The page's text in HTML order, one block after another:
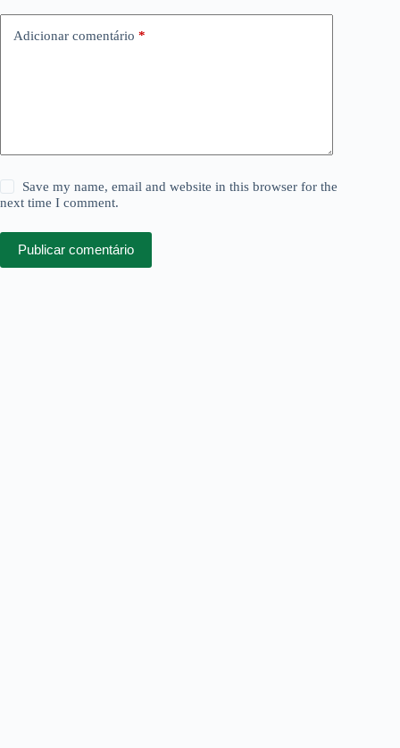
Adicionar comentário *
Save my name, email and website in this browser for the
next time I comment.
Publicar comentário